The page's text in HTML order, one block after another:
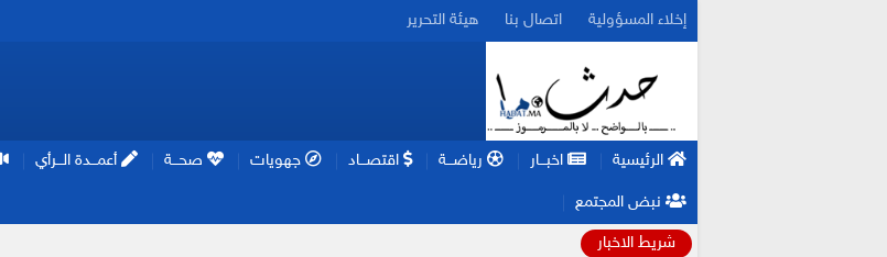
إخلاء المسؤولية اتصال بنا هيئة التحرير
الرئيسية اخبـــار رياضـــة اقتصـــاد جهويات صحـــة أعمـــدة الـــرأي
نبض المجتمع
شريط الاخبار